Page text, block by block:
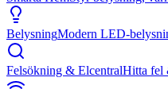
BelysningModern LED-
Felsökning & ElcentralHitta fel